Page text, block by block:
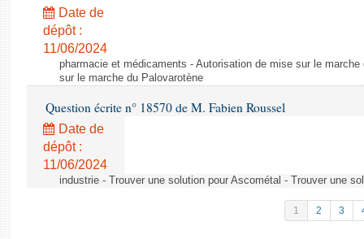
Date de
dépôt :
11/06/2024
pharmacie et médicaments - Autorisation de mise sur le
sur le marche du Palovarotène
Question écrite n° 18570 de M. Fabien Roussel
Date de
dépôt :
11/06/2024
industrie - Trouver une solution pour Ascométal - Trouver une
1 2 3